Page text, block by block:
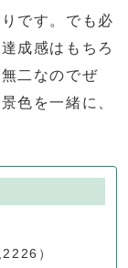
です。でも必
成感はもちろ
二なのでぜ
色を一緒に、
）